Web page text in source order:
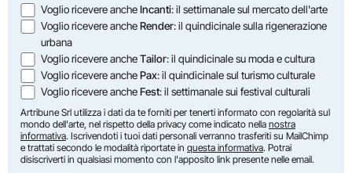
Voglio ricevere ancheIncanti: il settimanale sul mercato dell'arte
Voglio ricevere ancheRender: il quindicinale sulla rigenerazione
urbana
Voglio ricevere ancheTailor: il quindicinale su moda e cultura
Voglio ricevere anchePax: il quindicinale sul turismo culturale
Voglio ricevere ancheFest: il settimanale sui festival culturali
Artribune Srl utilizza i dati da te forniti per tenerti informato con regolarità sul
mondo dell'arte, nel rispetto della privacy come indicato nella nostra
informativa. Iscrivendoti i tuoi dati personali verranno trasferiti su MailChimp
e trattati secondo le modalità riportate in questa informativa. Potrai
disiscriverti in qualsiasi momento con l'apposito link presente nelle email.